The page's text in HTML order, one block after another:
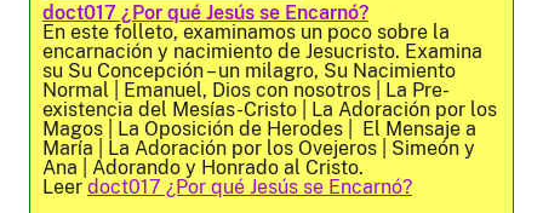
doct017 ¿Por qué Jesús se Encarnó?
En este folleto, examinamos un poco sobre la
encarnación y nacimiento de Jesucristo. Examina
su Su Concepción – un milagro, Su Nacimiento
Normal | Emanuel, Dios con nosotros | La Pre-
existencia del Mesías-Cristo | La Adoración por los
Magos | La Oposición de Herodes | El Mensaje a
María | La Adoración por los Ovejeros | Simeón y
Ana | Adorando y Honrado al Cristo.
Leer doct017 ¿Por qué Jesús se Encarnó?